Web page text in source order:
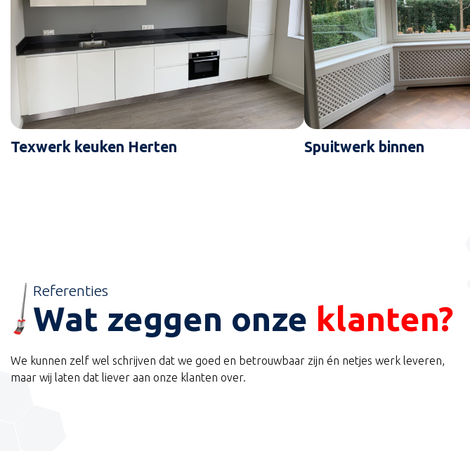
Texwerk keuken Herten Spuitwerk binnen
Referenties
Wat zeggen onze klanten?
We kunnen zelf wel schrijven dat we goed en betrouwbaar zijn én netjes werk leveren,
maar wij laten dat liever aan onze klanten over.
die
lakken van het parket in de woonkamer. Maar wij hadden geen zin om de
hele woonkamer te ontruimen en ons te bemoeien met de
de huissleutel gegeven en hij heeft toen alles piekfijn geregeld. Van
verhuizing/verplaatsing van de meubels en spullen uit de woonkamer, tot